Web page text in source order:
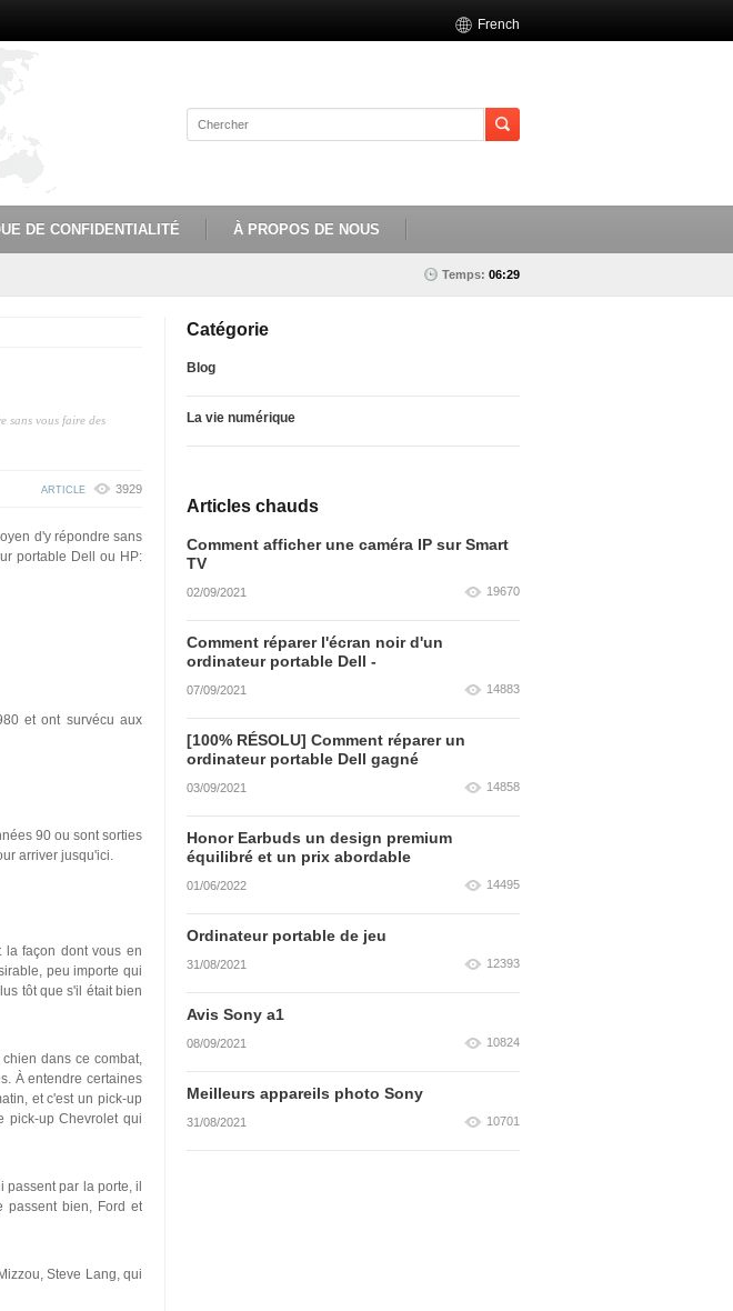
French
DE CONFIDENTIALITÉ À PROPOS DE NOUS
Temps: 06:29
sans vous faire des
ARTICLE 3929
d'y répondre sans
portable Dell ou HP:
et ont survécu aux
90 ou sont sorties
arriver jusqu'ici.
la façon dont vous en
peu importe qui
tôt que s'il était bien
dans ce combat,
À entendre certaines
et c'est un pick-up
pick-up Chevrolet qui
par la porte, il
passent bien, Ford et
Steve Lang, qui
Catégorie
Blog
La vie numérique
Articles chauds
Comment afficher une caméra IP sur Smart
TV
02/09/2021 19670
Comment réparer l'écran noir d'un
ordinateur portable Dell -
07/09/2021 14883
[100% RÉSOLU] Comment réparer un
ordinateur portable Dell gagné
03/09/2021 14858
Honor Earbuds un design premium
équilibré et un prix abordable
01/06/2022 14495
Ordinateur portable de jeu
31/08/2021 12393
Avis Sony a1
08/09/2021 10824
Meilleurs appareils photo Sony
31/08/2021 10701